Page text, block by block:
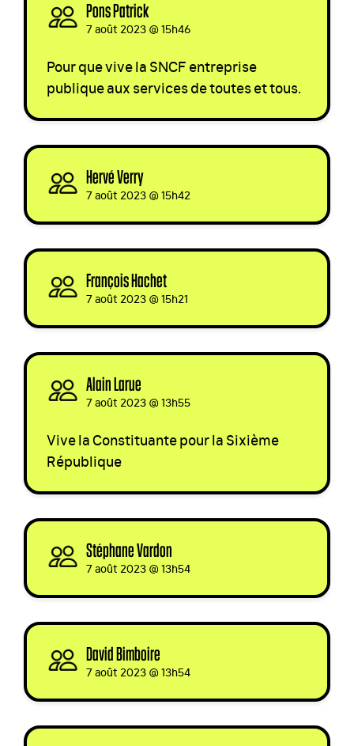
Pons Patricksigned via
7 août 2023 @ 15h46
Pour que vive laSNCFentreprise
publique aux services de toutes et tous.
Hervé Verry
7 août 2023 @ 15h42
François Hachet
7 août 2023 @ 15h21
Alain Larue
7 août 2023 @ 13h55
Vive la Constituante pour la Sixième
République
Stéphane Vardon
7 août 2023 @ 13h54
David Bimboire
7 août 2023 @ 13h54